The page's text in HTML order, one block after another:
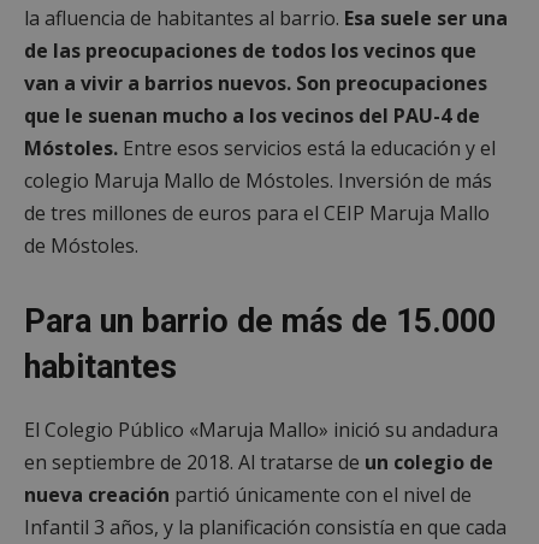
la afluencia de habitantes al barrio. Esa suele ser una
de las preocupaciones de todos los vecinos que
van a vivir a barrios nuevos. Son preocupaciones
que le suenan mucho a los vecinos del PAU-4 de
Móstoles. Entre esos servicios está la educación y el
colegio Maruja Mallo de Móstoles. Inversión de más
de tres millones de euros para el CEIP Maruja Mallo
de Móstoles.
Para un barrio de más de 15.000
habitantes
El Colegio Público «Maruja Mallo» inició su andadura
en septiembre de 2018. Al tratarse de un colegio de
nueva creación partió únicamente con el nivel de
Infantil 3 años, y la planificación consistía en que cada